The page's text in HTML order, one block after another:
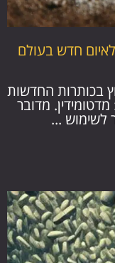
חדש בעולם
בכותרות החדשות
מדטומידין. מדובר
לשימוש ...